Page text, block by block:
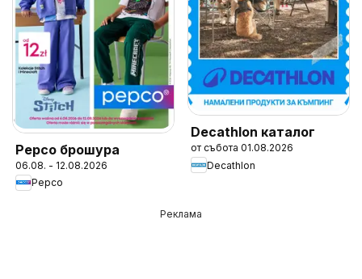
Pepco брошура
06.08. - 12.08.2026
Pepco
Decathlon каталог
от събота 01.08.2026
Decathlon
Реклама